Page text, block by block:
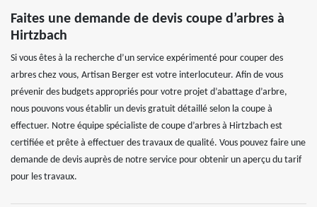
Faites une demande de devis coupe d’arbres à
Hirtzbach
Si vous êtes à la recherche d’un service expérimenté pour couper des
arbres chez vous, Artisan Berger est votre interlocuteur. Afin de vous
prévenir des budgets appropriés pour votre projet d’abattage d’arbre,
nous pouvons vous établir un devis gratuit détaillé selon la coupe à
effectuer. Notre équipe spécialiste de coupe d’arbres à Hirtzbach est
certifiée et prête à effectuer des travaux de qualité. Vous pouvez faire une
demande de devis auprès de notre service pour obtenir un aperçu du tarif
pour les travaux.